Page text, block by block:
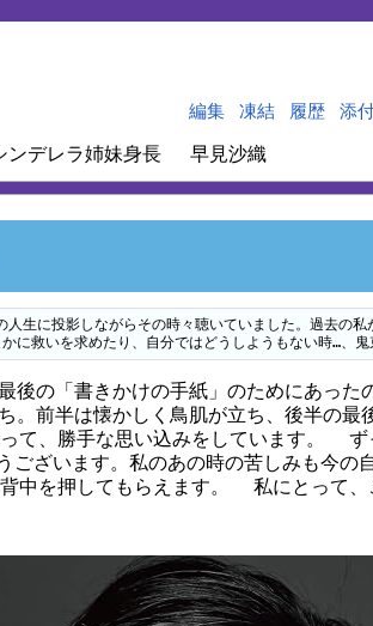
編集 凍結 履歴 添
ンデレラ姉妹身長 早見沙織
生に投影しながらその時々聴いていました。過去の
に救いを求めたり、自分ではどうしようもない時…、鬼
の「書きかけの手紙」のためにあった
。前半は懐かしく鳥肌が立ち、後半の最
て、勝手な思い込みをしています。 ず
ございます。私のあの時の苦しみも今の
を押してもらえます。 私にとって、